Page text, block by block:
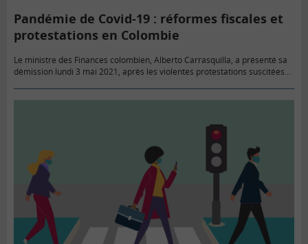
Pandémie de Covid-19 : réformes fiscales et
protestations en Colombie
Le ministre des Finances colombien, Alberto Carrasquilla, a présenté sa
démission lundi 3 mai 2021, après les violentes protestations suscitées